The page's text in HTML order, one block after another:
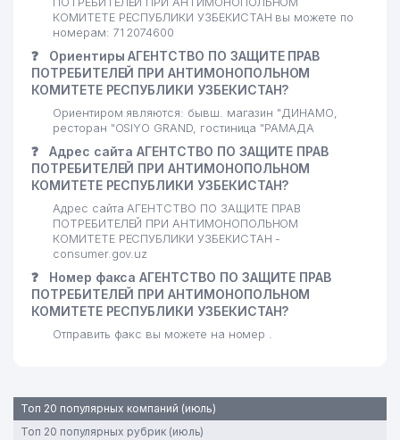
28 GULSHAN STOM ЧП 826 м
29
ПОСОЛЬСТВО ФЕДЕРАТИВНОЙ
РЕСПУБЛИКИ ГЕРМАНИЯ
849 м
30 INOVA SOLUTION ООО 858 м
31 TAKEDA ПРЕДСТАВИТЕЛЬСТВО 867 м
32
ГОСУДАРСТВЕННЫЙ ТЕАТР
ЮНОГО ЗРИТЕЛЯ
871 м
33 МУМИНОВ Ж.Х. ИндП 881 м
КАФОЛАТ АО СТРАХОВАЯ
ГОРОДСКОЙ ФИЛИАЛ ФИЛИАЛ
35 DORI-DARMON HCP ООО
37
INTERNATIONAL
ПРЕДСТАВИТЕЛЬСТВО
КОМИТЕТЕ РЕСПУБЛИКИ УЗБЕКИСТАН вы можете по
номерам: 71 2074600
❓
Ориентиры АГЕНТСТВО ПО ЗАЩИТЕ ПРАВ
ПОТРЕБИТЕЛЕЙ ПРИ АНТИМОНОПОЛЬНОМ
КОМИТЕТЕ РЕСПУБЛИКИ УЗБЕКИСТАН?
Ориентиром являются: бывш. магазин "ДИНАМО,
ресторан "OSIYO GRAND, гостиница "РАМАДА
❓
Адрес сайта АГЕНТСТВО ПО ЗАЩИТЕ ПРАВ
ПОТРЕБИТЕЛЕЙ ПРИ АНТИМОНОПОЛЬНОМ
КОМИТЕТЕ РЕСПУБЛИКИ УЗБЕКИСТАН?
Адрес сайта АГЕНТСТВО ПО ЗАЩИТЕ ПРАВ
ПОТРЕБИТЕЛЕЙ ПРИ АНТИМОНОПОЛЬНОМ
КОМИТЕТЕ РЕСПУБЛИКИ УЗБЕКИСТАН -
consumer.gov.uz
❓
Номер факса АГЕНТСТВО ПО ЗАЩИТЕ ПРАВ
ПОТРЕБИТЕЛЕЙ ПРИ АНТИМОНОПОЛЬНОМ
КОМИТЕТЕ РЕСПУБЛИКИ УЗБЕКИСТАН?
Отправить факс вы можете на номер .
Топ 20 популярных компаний (июль)
Топ 20 популярных рубрик (июль)